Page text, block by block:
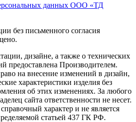
данных ООО «ТД
без письменного согласия
дизайне, а также о технических
предоставлена Производителем.
на внесение изменений в дизайн,
характеристики изделия без
об этих изменениях. За любого
сайта ответственности не несет.
характер и не является
статьей 437 ГК РФ.